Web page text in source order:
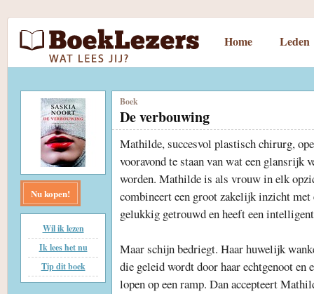
Home Leden
Nu kopen!
Wil ik lezen
Ik lees het nu
Tip dit boek
Boek
De verbouwing
Mathilde, succesvol plastisch chirurg,
vooravond te staan van wat een glansrijk
worden. Mathilde is als vrouw in elk
combineert een groot zakelijk inzicht met
gelukkig getrouwd en heeft een
Maar schijn bedriegt. Haar huwelijk
die geleid wordt door haar echtgenoot en
lopen op een ramp. Dan accepteert